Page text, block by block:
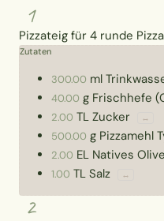
1
Pizzateig für 4 runde
Zutaten
300.00 ml
40.00 g Frischhefe
2.00 TL Zucker ↔
500.00 g Pizzamehl
2.00 EL Natives
1.00 TL Salz ↔
2